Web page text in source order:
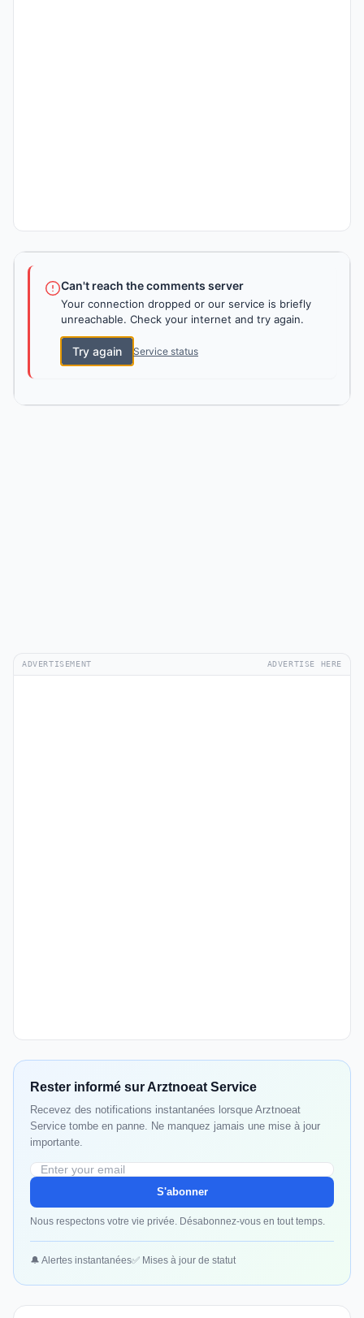
Can't reach the comments server
Your connection dropped or our service is briefly
unreachable. Check your internet and try again.
Try again Service status
ADVERTISEMENT ADVERTISE HERE
Rester informé sur Arztnoeat Service
Recevez des notifications instantanées lorsque Arztnoeat
Service tombe en panne. Ne manquez jamais une mise à jour
importante.
S'abonner
Nous respectons votre vie privée. Désabonnez-vous en tout temps.
🔔 Alertes instantanées✅ Mises à jour de statut